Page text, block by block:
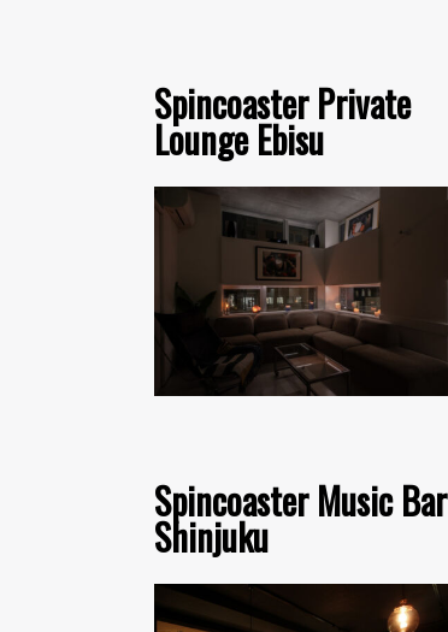
Spincoaster Private
Lounge Ebisu
Spincoaster Music Bar
Shinjuku